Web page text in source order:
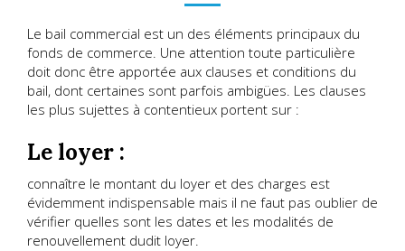
Le bail commercial est un des éléments principaux du
fonds de commerce. Une attention toute particulière
doit donc être apportée aux clauses et conditions du
bail, dont certaines sont parfois ambigües. Les clauses
les plus sujettes à contentieux portent sur :
Le loyer :
connaître le montant du loyer et des charges est
évidemment indispensable mais il ne faut pas oublier de
vérifier quelles sont les dates et les modalités de
renouvellement dudit loyer.